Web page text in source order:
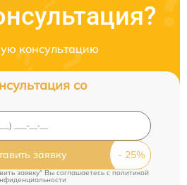
консультацию
со
заявку
заявку" Вы соглашаетесь cполитикой